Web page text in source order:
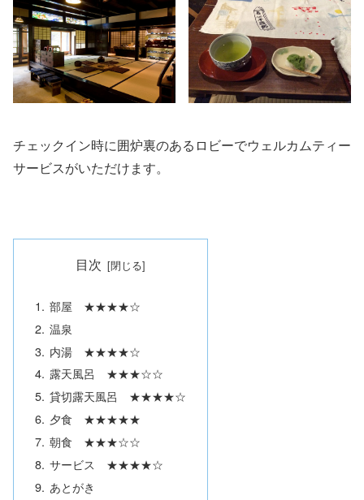
チェックイン時に囲炉裏のあるロビーでウェルカムティー
サービスがいただけます。
目次
部屋 ★★★★☆
温泉
内湯 ★★★★☆
露天風呂 ★★★☆☆
貸切露天風呂 ★★★★☆
夕食 ★★★★★
朝食 ★★★☆☆
サービス ★★★★☆
あとがき